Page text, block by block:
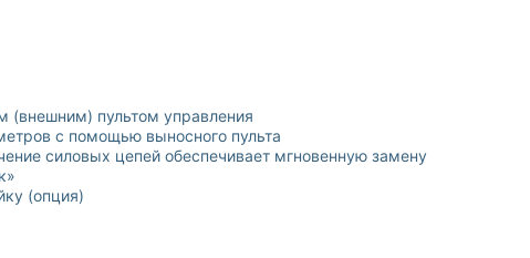
пультом управления
с помощью выносного пульта
силовых цепей обеспечивает мгновенную замену
(опция)